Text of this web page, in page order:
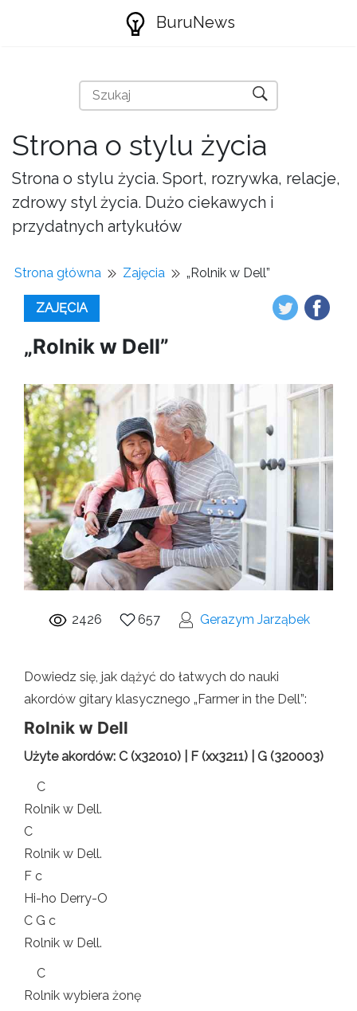
BuruNews
Strona o stylu życia
Strona o stylu życia. Sport, rozrywka, relacje,
zdrowy styl życia. Dużo ciekawych i
przydatnych artykułów
Strona główna Zajęcia „Rolnik w Dell”
ZAJĘCIA
„Rolnik w Dell”
2426 657 Gerazym Jarząbek
Dowiedz się, jak dążyć do łatwych do nauki
akordów gitary klasycznego „Farmer in the Dell”:
Rolnik w Dell
Użyte akordów: C (x32010) | F (xx3211) | G (320003)
C
Rolnik w Dell.
C
Rolnik w Dell.
F c
Hi-ho Derry-O
C G c
Rolnik w Dell.
C
Rolnik wybiera żonę